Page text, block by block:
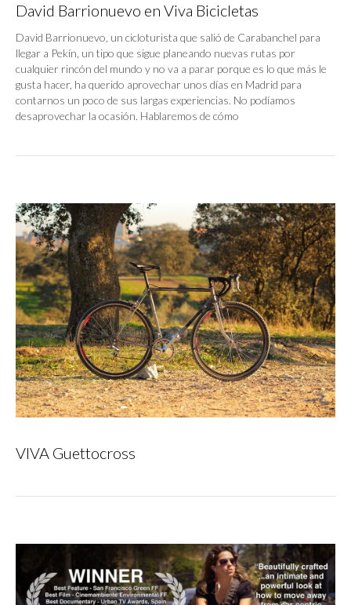
David Barrionuevo en Viva Bicicletas
David Barrionuevo, un cicloturista que salió de Carabanchel para
llegar a Pekín, un tipo que sigue planeando nuevas rutas por
cualquier rincón del mundo y no va a parar porque es lo que más le
gusta hacer, ha querido aprovechar unos días en Madrid para
contarnos un poco de sus largas experiencias. No podíamos
desaprovechar la ocasión. Hablaremos de cómo
VIVA Guettocross